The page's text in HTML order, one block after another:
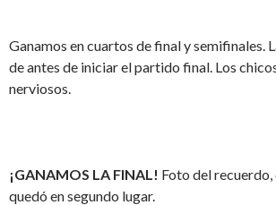
Ganamos en cuartos de final y semifinales.
de antes de iniciar el partido final. Los
nerviosos.
¡GANAMOS LA FINAL! Foto del
quedó en segundo lugar.